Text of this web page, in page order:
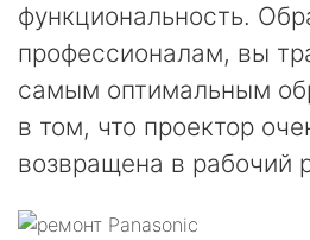
функциональность.
профессионалам, вы
самым оптимальным
в том, что проектор
возвращена в рабочий